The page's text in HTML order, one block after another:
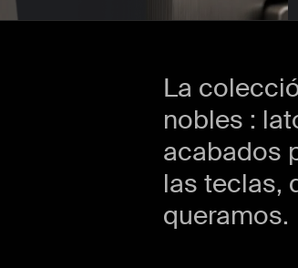
La
nobles :
acabados
las teclas,
queramos.